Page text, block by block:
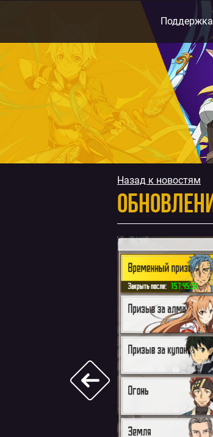
Поддержка
Назад к новостям
Навигация
по
записям